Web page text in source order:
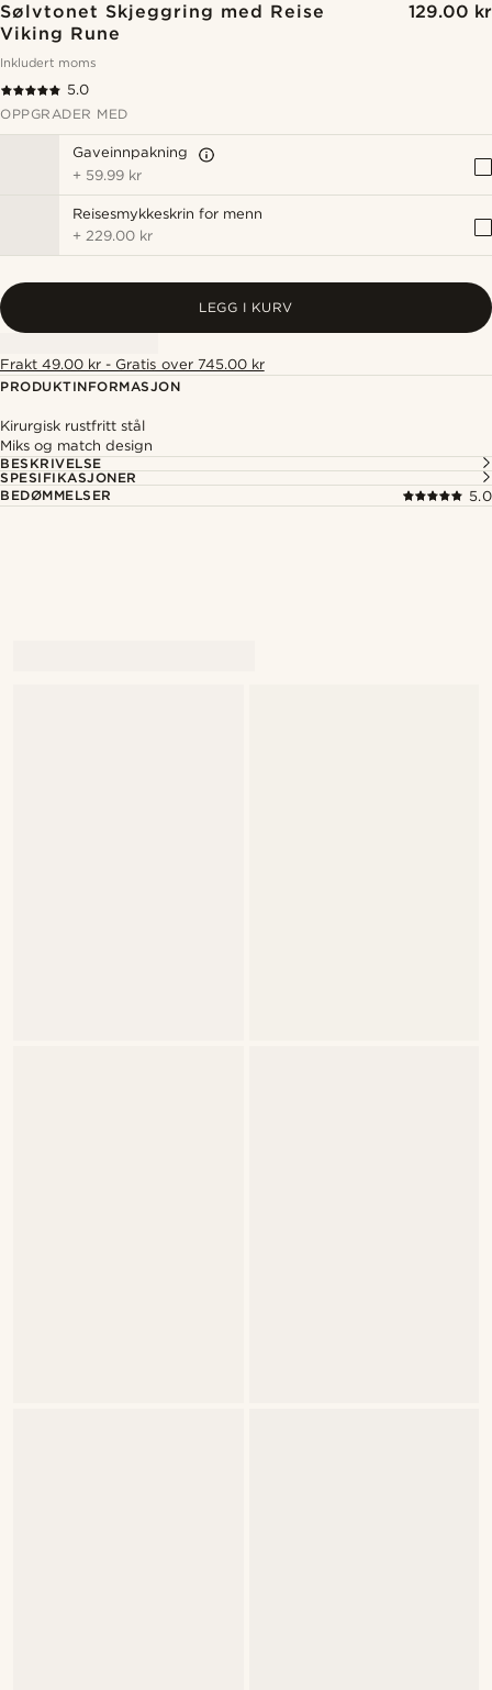
Sølvtonet Skjeggring med Reise
Viking Rune
129.00 kr
Inkludert moms
5.0
OPPGRADER MED
Gaveinnpakning
+ 59.99 kr
Reisesmykkeskrin for menn
+ 229.00 kr
LEGG I KURV
Frakt 49.00 kr - Gratis over 745.00 kr
PRODUKTINFORMASJON
Kirurgisk rustfritt stål
Miks og match design
BESKRIVELSE
SPESIFIKASJONER
BEDØMMELSER
5.0